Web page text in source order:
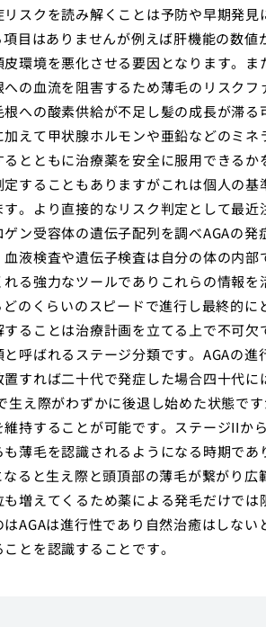
スクを読み解くことは予防や早期発
目はありませんが例えば肝機能の数
環境を悪化させる要因となります。
の血流を阻害するため薄毛のリスク
への酸素供給が不足し髪の成長が滞
えて甲状腺ホルモンや亜鉛などのミ
とともに治療薬を安全に服用できる
することもありますがこれは個人の
。より直接的なリスク判定として最
ン受容体の遺伝子配列を調べAGAの
液検査や遺伝子検査は自分の体の内
る強力なツールでありこれらの情報
のくらいのスピードで進行し最終的
ることは治療計画を立てる上で不可
呼ばれるステージ分類です。AGAの
すれば二十代で発症した場合四十代
生え際がわずかに後退し始めた状態で
持することが可能です。ステージIIか
薄毛を認識されるようになる時期で
ると生え際と頭頂部の薄毛が繋がり
増えてくるため薬による発毛だけで
AGAは進行性であり自然治癒はしな
とを認識することです。